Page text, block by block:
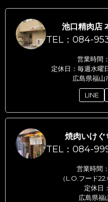
池口精肉店
TEL：084-
営業時間
定休日：毎週水曜
広島県福山
LINE
焼肉いけぐ
TEL：084-
営業時間
（L.O.フード
定休日
広島県福